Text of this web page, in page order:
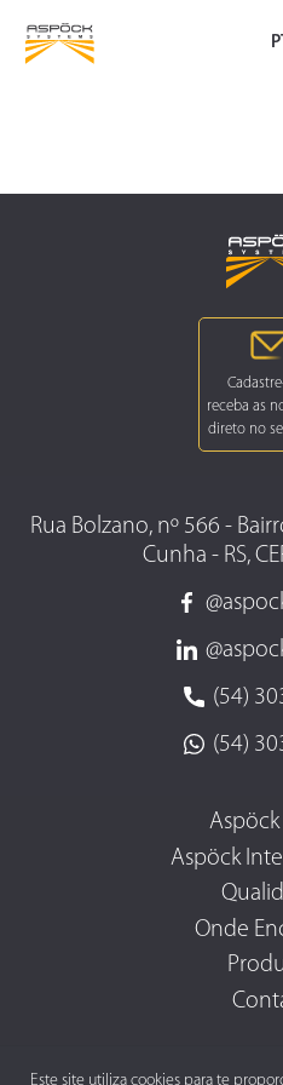
Este site utiliza cookies para te
Rua Bolzano, nº 566 -
Cunha - RS,
(54)
(54)
Aspöck
Aspöck
Onde